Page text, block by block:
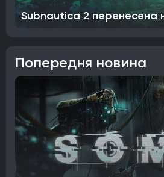
Subnautica 2 перенесена
Попередня новина